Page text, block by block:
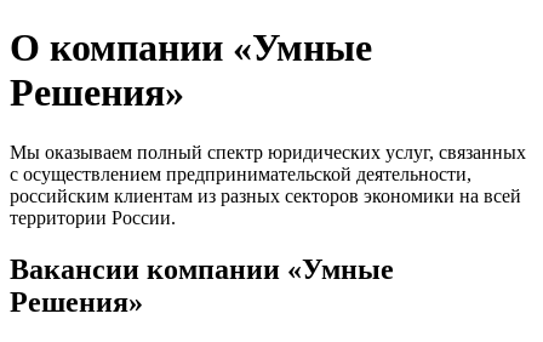
О компании «Умные
Решения»
Мы оказываем полный спектр юридических услуг, связанных
с осуществлением предпринимательской деятельности,
российским клиентам из разных секторов экономики на всей
территории России.
Вакансии компании «Умные
Решения»